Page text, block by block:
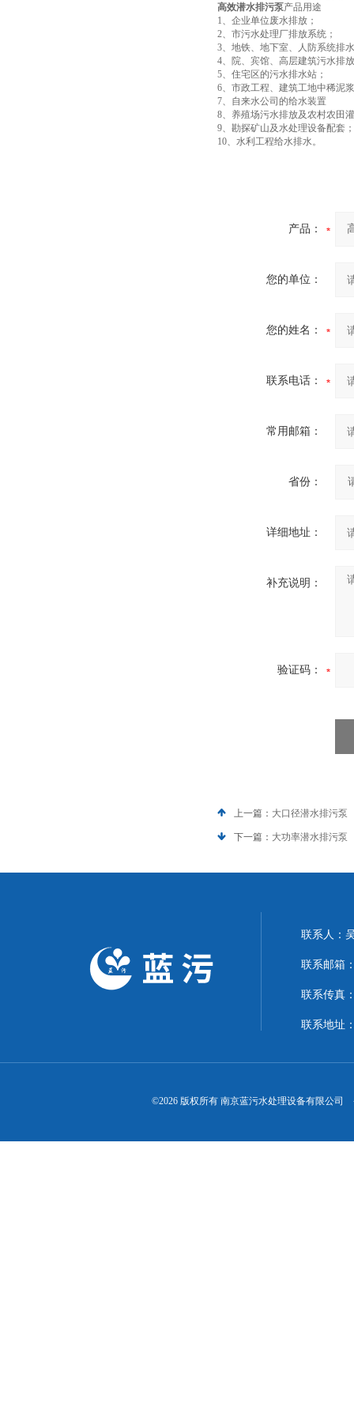
高效潜水排污泵产品用途
1、企业单位废水排放；
2、市污水处理厂排放系统；
3、地铁、地下室、人防系统排
4、院、宾馆、高层建筑污水排
5、住宅区的污水排水站；
6、市政工程、建筑工地中稀泥
7、自来水公司的给水装置
8、养殖场污水排放及农村农田
9、勘探矿山及水处理设备配套；
10、水利工程给水排水。
产品：
您的单位：
您的姓名：
联系电话：
常用邮箱：
省份：
详细地址：
补充说明：
验证码：
上一篇： 大口径潜水排污泵
下一篇： 大功率潜水排污泵
联系人：
联系邮箱
联系传真
联系地址
©2026 版权所有 南京蓝污水处理设备有限公司